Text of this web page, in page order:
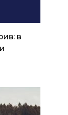
в